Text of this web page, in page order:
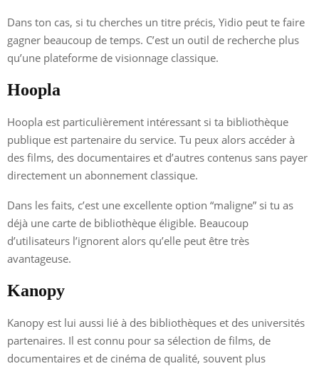
Dans ton cas, si tu cherches un titre précis, Yidio peut te faire
gagner beaucoup de temps. C’est un outil de recherche plus
qu’une plateforme de visionnage classique.
Hoopla
Hoopla est particulièrement intéressant si ta bibliothèque
publique est partenaire du service. Tu peux alors accéder à
des films, des documentaires et d’autres contenus sans payer
directement un abonnement classique.
Dans les faits, c’est une excellente option “maligne” si tu as
déjà une carte de bibliothèque éligible. Beaucoup
d’utilisateurs l’ignorent alors qu’elle peut être très
avantageuse.
Kanopy
Kanopy est lui aussi lié à des bibliothèques et des universités
partenaires. Il est connu pour sa sélection de films, de
documentaires et de cinéma de qualité, souvent plus